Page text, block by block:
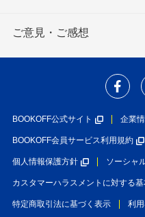
ご意見・ご感想
BOOKOFF公式サイト 企業
BOOKOFF会員サービス利用規約
個人情報保護方針 ソーシャ
カスタマーハラスメントに対する
特定商取引法に基づく表示 利